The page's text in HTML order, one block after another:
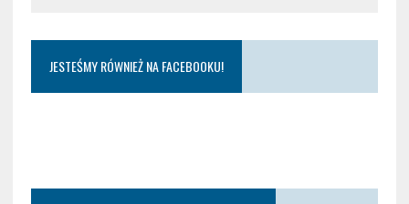
JESTEŚMY RÓWNIEŻ NA FACEBOOKU!